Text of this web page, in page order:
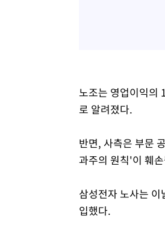
노조는 영업이익의
로 알려졌다.
반면, 사측은 부문
과주의 원칙'이 훼
삼성전자 노사는
입했다.